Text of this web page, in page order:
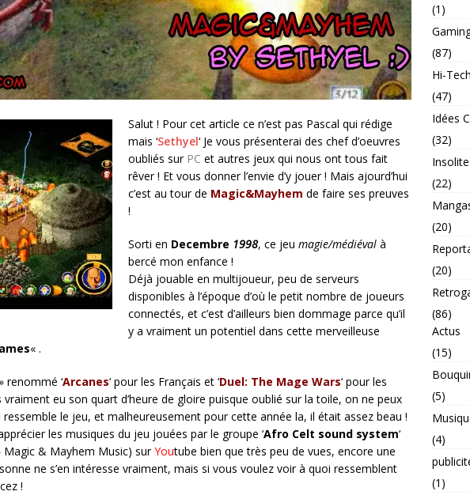
Salut ! Pour cet article ce n’est pas Pascal qui rédige
mais ‘Sethyel‘ Je vous présenterai des chef d’oeuvres
oubliés surPC et autres jeux qui nous ont tous fait
rêver ! Et vous donner l’envie d’y jouer ! Mais ajourd’hui
c’est au tour de Magic&Mayhem de faire ses preuves
!
Sorti en Decembre 1998, ce jeu magie/médiéval à
bercé mon enfance !
Déjà jouable en multijoueur, peu de serveurs
disponibles à l’époque d’où le petit nombre de joueurs
connectés, et c’est d’ailleurs bien dommage parce qu’il
y a vraiment un potentiel dans cette merveilleuse
« .
» renommé ‘Arcanes‘ pour les Français et ‘Duel: The Mage Wars‘ pour les
vraiment eu son quart d’heure de gloire puisque oublié sur la toile, on ne peux
le jeu, et malheureusement pour cette année la, il était assez beau !
les musiques du jeu jouées par le groupe ‘Afro Celt sound system‘
Magic & Mayhem Music) surYoutube bien que très peu de vues, encore une
ne s’en intéresse vraiment, mais si vous voulez voir à quoi ressemblent
!
(1)
(87)
Hi-Tech
(47)
Idées
(32)
Insolite
(22)
(20)
(20)
(86)
Actus
(15)
(5)
(4)
(1)